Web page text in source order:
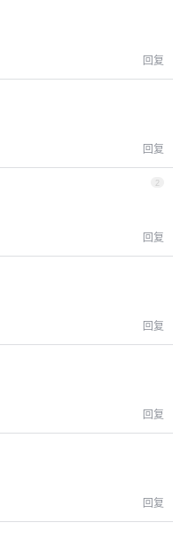
回复
回复
2
回复
回复
回复
回复